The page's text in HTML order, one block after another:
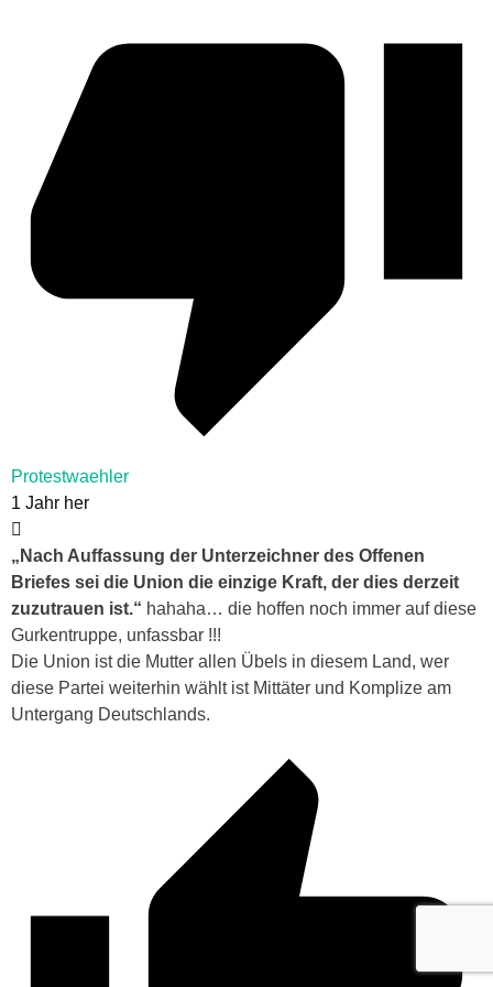
Protestwaehler
1 Jahr her
„Nach Auffassung der Unterzeichner des Offenen
Briefes sei die Union die einzige Kraft, der dies derzeit
zuzutrauen ist.“ hahaha… die hoffen noch immer auf diese
Gurkentruppe, unfassbar !!!
Die Union ist die Mutter allen Übels in diesem Land, wer
diese Partei weiterhin wählt ist Mittäter und Komplize am
Untergang Deutschlands.